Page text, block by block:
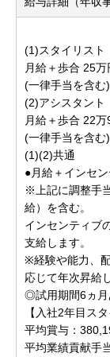
(1)スタイリスト
月給＋歩合 25
(一律手当を含む)
(2)アシスタント
月給＋歩合 22
(一律手当を含む)
(1)(2)共通
●月給＋インセ
※上記に調整手
給）を含む。
インセンティブ
支給します。
※経験や能力、
応じて年次昇給
◎試用期間6ヵ月
【入社2年目ス
平均賞与：
平均業績貢献手